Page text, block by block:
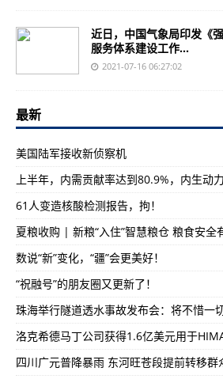
近日，中国气象局印发《
服务体系建设工作...
2021-07-16 06:27:02
最新
美国陆军接收新侦察机
61人变造核酸检测报告，拘！
夏粮收购 | 新粮“入住”智慧粮仓 粮食安全
数说“新”变化，“疆”会更美好！
“祝融号”的朋友圈又更新了！
洛克希德马丁公司获得1.6亿美元用于
四川广元普降暴雨 东河旺苍段提前转移群